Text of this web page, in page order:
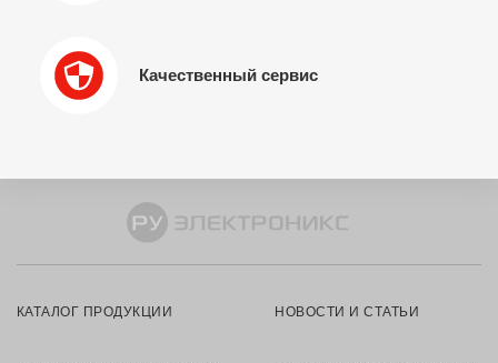
Качественный сервис
КАТАЛОГ ПРОДУКЦИИ НОВОСТИ И СТАТЬИ